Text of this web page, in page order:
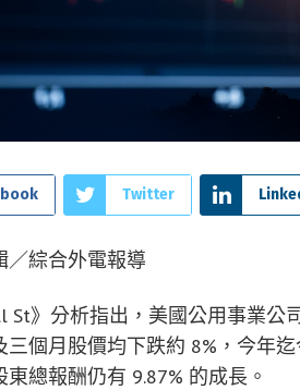
Twitter
／綜合外電報導
St》分析指出，美國公用事業公
個月股價均下跌約 8%，今年
總報酬仍有 9.87% 的成長。